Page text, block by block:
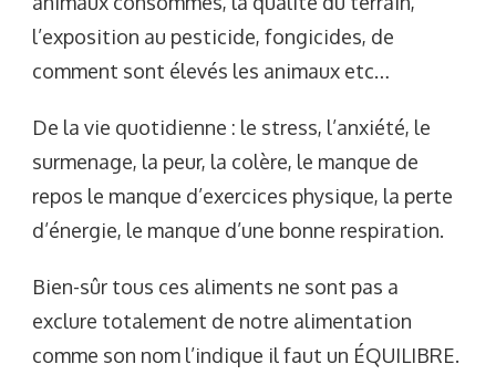
l’exposition au pesticide, fongicides, de
comment sont élevés les animaux etc…
De la vie quotidienne : le stress, l’anxiété, le
surmenage, la peur, la colère, le manque de
repos le manque d’exercices physique, la perte
d’énergie, le manque d’une bonne respiration.
Bien-sûr tous ces aliments ne sont pas a
exclure totalement de notre alimentation
comme son nom l’indique il faut un ÉQUILIBRE.